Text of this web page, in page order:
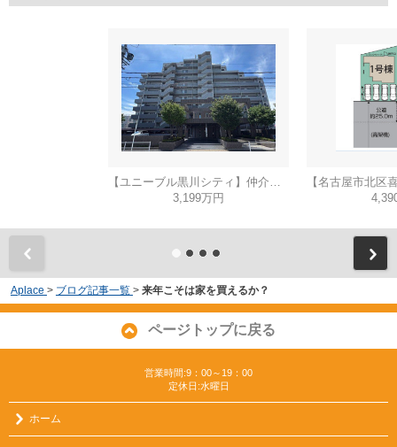
【ユニーブル黒川シティ】仲介手数料無料！城北小学校・北陵中学校
3,199万円
Aplace > ブログ記事一覧 > 来年こそは家を買えるか？
ページトップに戻る
営業時間:9：00～19：00
定休日:水曜日
ホーム